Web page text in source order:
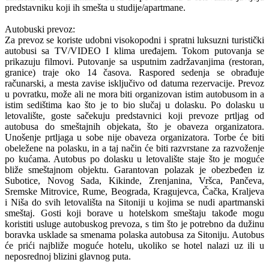
predstavniku koji ih smešta u studije/apartmane.
Autobuski prevoz:
Za prevoz se koriste udobni visokopodni i spratni luksuzni turistički
autobusi sa TV/VIDEO I klima uređajem. Tokom putovanja se
prikazuju filmovi. Putovanje sa usputnim zadržavanjima (restoran,
granice) traje oko 14 časova. Raspored sedenja se obrađuje
računarski, a mesta zavise isključivo od datuma rezervacije. Prevoz
u povratku, može ali ne mora biti organizovan istim autobusom in a
istim sedištima kao što je to bio slučaj u dolasku. Po dolasku u
letovalište, goste sačekuju predstavnici koji prevoze prtljag od
autobusa do smeštajnih objekata, što je obaveza organizatora.
Unošenje prtljaga u sobe nije obaveza organizatora. Torbe će biti
obeležene na polasku, in a taj način će biti razvrstane za razvoženje
po kućama. Autobus po dolasku u letovalište staje što je moguće
bliže smeštajnom objektu. Garantovan polazak je obezbeđen iz
Subotice, Novog Sada, Kikinde, Zrenjanina, Vršca, Pančeva,
Sremske Mitrovice, Rume, Beograda, Kragujevca, Čačka, Kraljeva
i Niša do svih letovališta na Sitoniji u kojima se nudi apartmanski
smeštaj. Gosti koji borave u hotelskom smeštaju takođe mogu
koristiti usluge autobuskog prevoza, s tim što je potrebno da dužinu
boravka usklade sa smenama polaska autobusa za Sitoniju. Autobus
će prići najbliže moguće hotelu, ukoliko se hotel nalazi uz ili u
neposrednoj blizini glavnog puta.